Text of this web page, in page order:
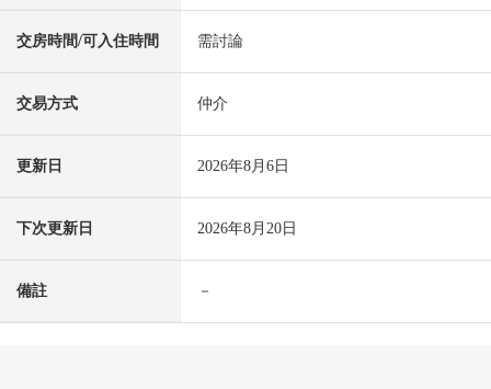
交房時間/可入住時間 需討論
交易方式 仲介
更新日 2026年8月6日
下次更新日 2026年8月20日
備註 －